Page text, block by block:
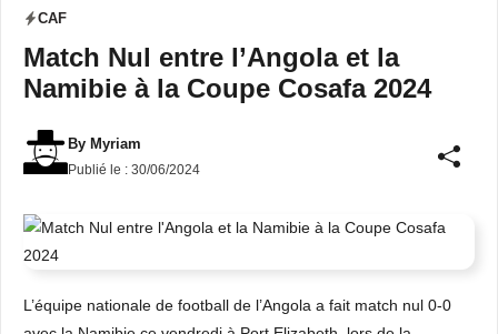
CAF
Match Nul entre l’Angola et la
Namibie à la Coupe Cosafa 2024
By Myriam
Publié le : 30/06/2024
L’équipe nationale de football de l’Angola a fait match nul 0-0